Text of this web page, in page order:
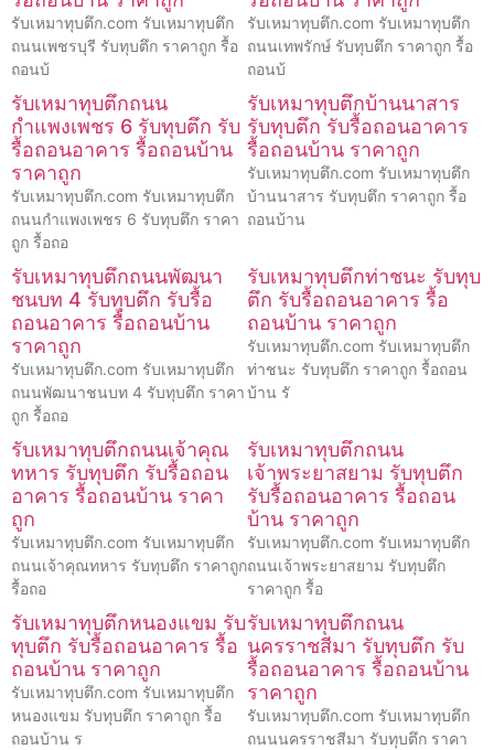
รับเหมาทุบตึก.com รับเหมาทุบตึก
ถนนเพชรบุรี รับทุบตึก ราคาถูก รื้อ
ถอนบ้
รับเหมาทุบตึก.com รับเหมาทุบตึก
ถนนเทพรักษ์ รับทุบตึก ราคาถูก รื้อ
ถอนบ้
รับเหมาทุบตึกถนน
กำแพงเพชร 6 รับทุบตึก รับ
รื้อถอนอาคาร รื้อถอนบ้าน
ราคาถูก
รับเหมาทุบตึก.com รับเหมาทุบตึก
ถนนกำแพงเพชร 6 รับทุบตึก ราคา
ถูก รื้อถอ
รับเหมาทุบตึกบ้านนาสาร
รับทุบตึก รับรื้อถอนอาคาร
รื้อถอนบ้าน ราคาถูก
รับเหมาทุบตึก.com รับเหมาทุบตึก
บ้านนาสาร รับทุบตึก ราคาถูก รื้อ
ถอนบ้าน
รับเหมาทุบตึกถนนพัฒนา
ชนบท 4 รับทุบตึก รับรื้อ
ถอนอาคาร รื้อถอนบ้าน
ราคาถูก
รับเหมาทุบตึก.com รับเหมาทุบตึก
ถนนพัฒนาชนบท 4 รับทุบตึก ราคา
ถูก รื้อถอ
รับเหมาทุบตึกท่าชนะ รับทุบ
ตึก รับรื้อถอนอาคาร รื้อ
ถอนบ้าน ราคาถูก
รับเหมาทุบตึก.com รับเหมาทุบตึก
ท่าชนะ รับทุบตึก ราคาถูก รื้อถอน
บ้าน รั
รับเหมาทุบตึกถนนเจ้าคุณ
ทหาร รับทุบตึก รับรื้อถอน
อาคาร รื้อถอนบ้าน ราคา
ถูก
รับเหมาทุบตึก.com รับเหมาทุบตึก
ถนนเจ้าคุณทหาร รับทุบตึก ราคาถูก
รื้อถอ
รับเหมาทุบตึกถนน
เจ้าพระยาสยาม รับทุบตึก
รับรื้อถอนอาคาร รื้อถอน
บ้าน ราคาถูก
รับเหมาทุบตึก.com รับเหมาทุบตึก
ถนนเจ้าพระยาสยาม รับทุบตึก
ราคาถูก รื้อ
รับเหมาทุบตึกหนองแขม รับ
ทุบตึก รับรื้อถอนอาคาร รื้อ
ถอนบ้าน ราคาถูก
รับเหมาทุบตึก.com รับเหมาทุบตึก
หนองแขม รับทุบตึก ราคาถูก รื้อ
ถอนบ้าน ร
รับเหมาทุบตึกถนน
นครราชสีมา รับทุบตึก รับ
รื้อถอนอาคาร รื้อถอนบ้าน
ราคาถูก
รับเหมาทุบตึก.com รับเหมาทุบตึก
ถนนนครราชสีมา รับทุบตึก ราคา